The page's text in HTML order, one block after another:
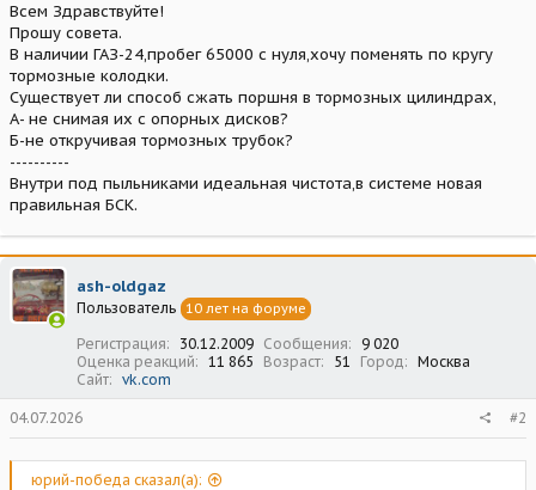
Всем Здравствуйте!
Прошу совета.
В наличии ГАЗ-24,пробег 65000 с нуля,хочу поменять по кругу
тормозные колодки.
Существует ли способ сжать поршня в тормозных цилиндрах,
А- не снимая их с опорных дисков?
Б-не откручивая тормозных трубок?
----------
Внутри под пыльниками идеальная чистота,в системе новая
правильная БСК.
ash-oldgaz
Пользователь 10 лет на форуме
Регистрация 30.12.2009 Сообщения
9 020
Оценка реакций
11 865 Возраст 51 Город
Москва
Сайт
vk.com
04.07.2026 #2
юрий-победа сказал(а):